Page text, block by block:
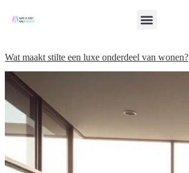
Wat maakt stilte een luxe onderdeel van wonen?